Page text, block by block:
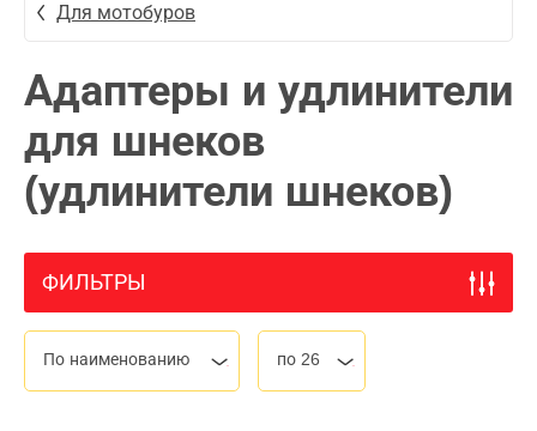
Для мотобуров
Адаптеры и удлинители
для шнеков
(удлинители шнеков)
ФИЛЬТРЫ
По наименованию по 26